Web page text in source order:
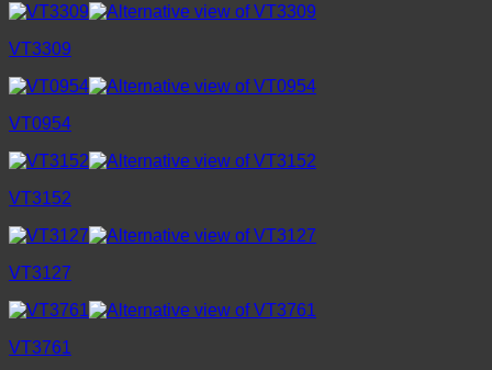
VT3309
VT0954
VT3152
VT3127
VT3761